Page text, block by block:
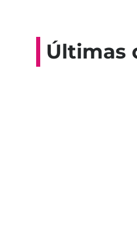
Últimas